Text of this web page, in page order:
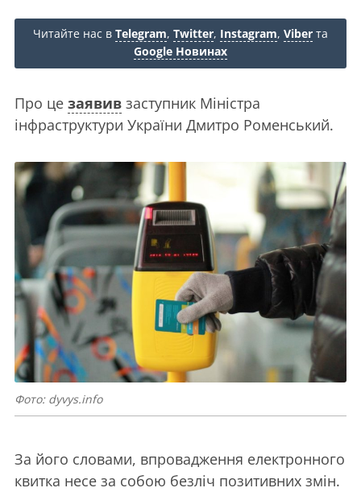
Читайте нас в Telegram, Twitter, Instagram, Viber та
Google Новинах
Про це заявив заступник Міністра
інфраструктури України Дмитро Роменський.
Фото: dyvys.info
За його словами, впровадження електронного
квитка несе за собою безліч позитивних змін.